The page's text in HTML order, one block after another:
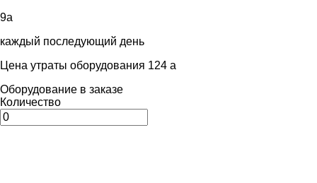
9a
каждый последующий день
Цена утраты оборудования 124 a
Оборудование в заказе
Количество